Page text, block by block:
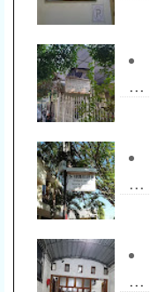
...
...
...